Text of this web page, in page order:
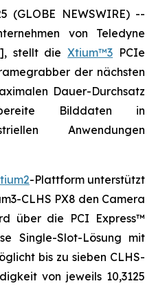
(GLOBE NEWSWIRE) --
von Teledyne
stellt dieXtium™3 PCIe
der nächsten
Dauer-Durchsatz
Bilddaten in
Anwendungen
-Plattform unterstützt
CLHS PX8 den Camera
über die PCI Express™
Single-Slot-Lösung mit
bis zu sieben CLHS-
von jeweils 10,3125